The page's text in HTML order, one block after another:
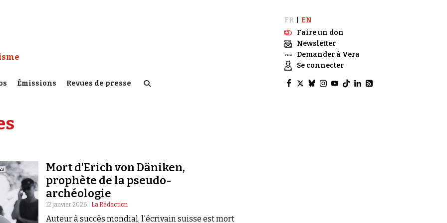
:
Émissions Revues de presse
FR
EN
Faire un don
Newsletter
Demander à Vera
Se connecter
Mort d'Erich von Däniken,
prophète de la pseudo-
archéologie
12 janvier 2026 | La Rédaction
Auteur à succès mondial, l'écrivain suisse est mort